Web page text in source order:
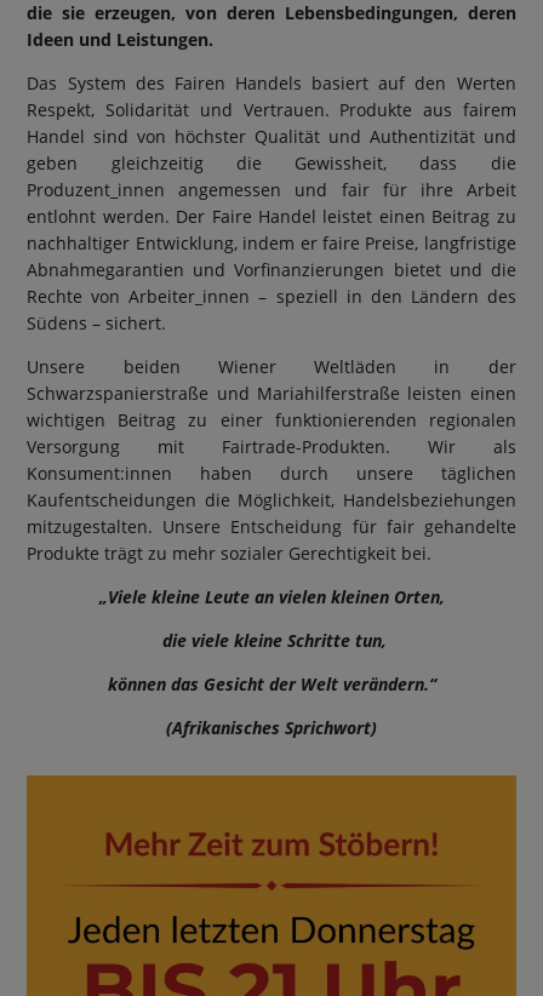
die sie erzeugen, von deren Lebensbedingungen, deren
Ideen und Leistungen.
Das System des Fairen Handels basiert auf den Werten
Respekt, Solidarität und Vertrauen. Produkte aus fairem
Handel sind von höchster Qualität und Authentizität und
geben gleichzeitig die Gewissheit, dass die
Produzent_innen angemessen und fair für ihre Arbeit
entlohnt werden. Der Faire Handel leistet einen Beitrag zu
nachhaltiger Entwicklung, indem er faire Preise, langfristige
Abnahmegarantien und Vorfinanzierungen bietet und die
Rechte von Arbeiter_innen ­– speziell in den Ländern des
Südens ­– sichert.
Unsere beiden Wiener Weltläden in der
Schwarzspanierstraße und Mariahilferstraße leisten einen
wichtigen Beitrag zu einer funktionierenden regionalen
Versorgung mit Fairtrade-Produkten. Wir als
Konsument:innen haben durch unsere täglichen
Kaufentscheidungen die Möglichkeit, Handelsbeziehungen
mitzugestalten. Unsere Entscheidung für fair gehandelte
Produkte trägt zu mehr sozialer Gerechtigkeit bei.
„Viele kleine Leute an vielen kleinen Orten,
die viele kleine Schritte tun,
können das Gesicht der Welt verändern.“
(Afrikanisches Sprichwort)